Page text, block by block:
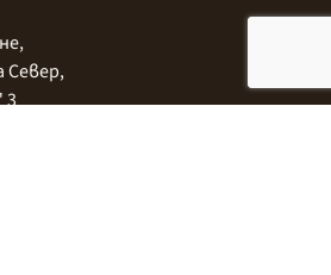
Север,
3